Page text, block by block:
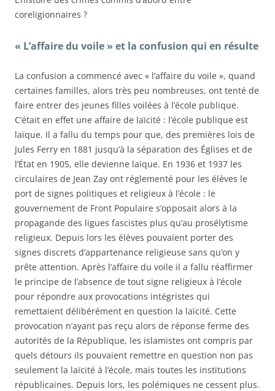
coreligionnaires ?
« L’affaire du voile » et la confusion qui en résulte
La confusion a commencé avec « l’affaire du voile », quand
certaines familles, alors très peu nombreuses, ont tenté de
faire entrer des jeunes filles voilées à l’école publique.
C’était en effet une affaire de laïcité : l’école publique est
laïque. Il a fallu du temps pour que, des premières lois de
Jules Ferry en 1881 jusqu’à la séparation des Églises et de
l’État en 1905, elle devienne laïque. En 1936 et 1937 les
circulaires de Jean Zay ont réglementé pour les élèves le
port de signes politiques et religieux à l’école : le
gouvernement de Front Populaire s’opposait alors à la
propagande des ligues fascistes plus qu’au prosélytisme
religieux. Depuis lors les élèves pouvaient porter des
signes discrets d’appartenance religieuse sans qu’on y
prête attention. Après l’affaire du voile il a fallu réaffirmer
le principe de l’absence de tout signe religieux à l’école
pour répondre aux provocations intégristes qui
remettaient délibérément en question la laïcité. Cette
provocation n’ayant pas reçu alors de réponse ferme des
autorités de la République, les islamistes ont compris par
quels détours ils pouvaient remettre en question non pas
seulement la laïcité à l’école, mais toutes les institutions
républicaines. Depuis lors, les polémiques ne cessent plus.